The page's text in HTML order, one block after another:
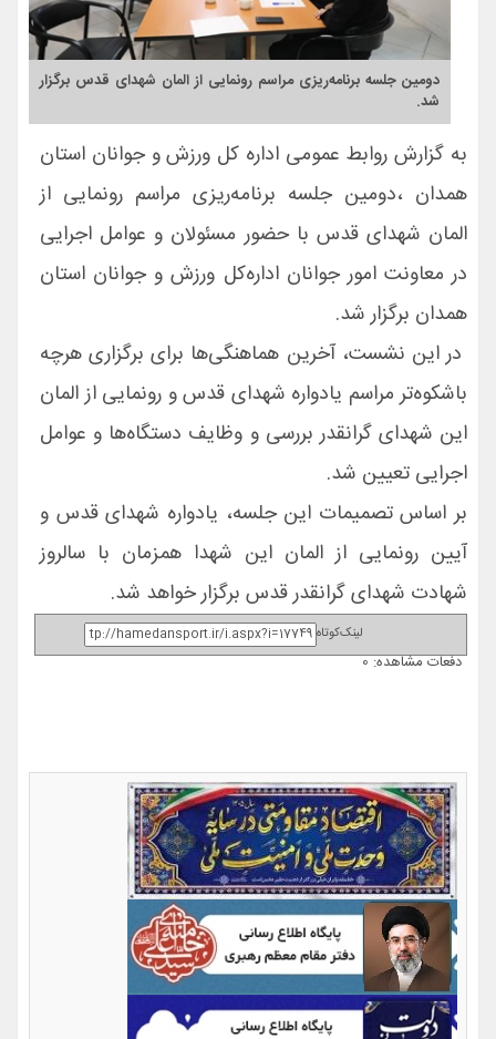
دومین جلسه برنامه‌ریزی مراسم رونمایی از المان شهدای قدس برگزار
شد.
به گزارش روابط عمومی اداره کل ورزش و جوانان استان
همدان ،دومین جلسه برنامه‌ریزی مراسم رونمایی از
المان شهدای قدس با حضور مسئولان و عوامل اجرایی
در معاونت امور جوانان اداره‌کل ورزش و جوانان استان
همدان برگزار شد.
در این نشست، آخرین هماهنگی‌ها برای برگزاری هرچه
باشکوه‌تر مراسم یادواره شهدای قدس و رونمایی از المان
این شهدای گرانقدر بررسی و وظایف دستگاه‌ها و عوامل
اجرایی تعیین شد.
بر اساس تصمیمات این جلسه، یادواره شهدای قدس و
آیین رونمایی از المان این شهدا همزمان با سالروز
شهادت شهدای گرانقدر قدس برگزار خواهد شد.
لینک‌کوتاه
دفعات مشاهده: 0